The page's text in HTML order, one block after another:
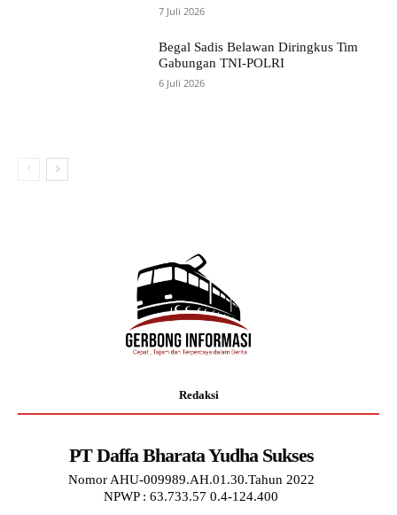
7 Juli 2026
Begal Sadis Belawan Diringkus Tim
Gabungan TNI-POLRI
6 Juli 2026
Redaksi
PT Daffa Bharata Yudha Sukses
Nomor AHU-009989.AH.01.30.Tahun 2022
NPWP : 63.733.57 0.4-124.400